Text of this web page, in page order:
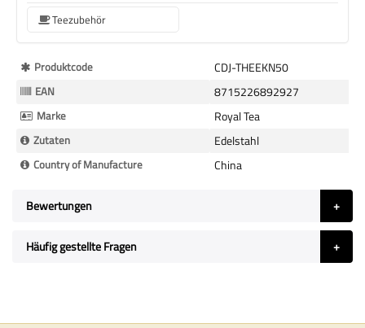
Teezubehör
Mehr
Informationen
Produktcode CDJ-THEEKN50
EAN 8715226892927
Marke Royal Tea
Zutaten Edelstahl
Country of Manufacture China
Bewertungen
Häufig gestellte Fragen